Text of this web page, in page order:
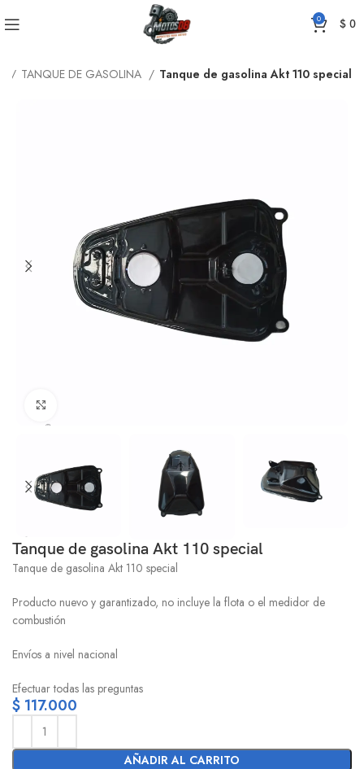
0 $0
TANQUE DE GASOLINA Tanque de gasolina Akt 110 special
Tanque de gasolina Akt 110 special
Tanque de gasolina Akt 110 special
Producto nuevo y garantizado, no incluye la flota o el medidor de
combustión
Envíos a nivel nacional
Efectuar todas las preguntas
$ 117.000
AÑADIR AL CARRITO